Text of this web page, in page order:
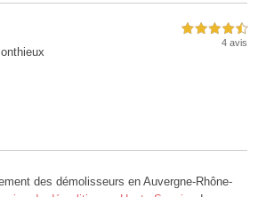
4,5 étoiles sur 5
4 avis
des démolisseurs en Auvergne-Rhône-